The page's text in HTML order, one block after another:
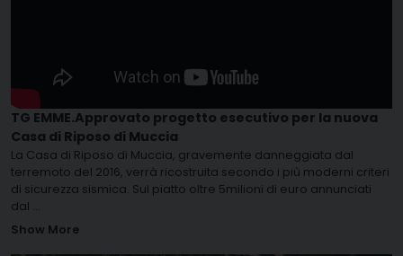
TG EMME.Approvato progetto esecutivo per la nuova
Casa di Riposo di Muccia
La Casa di Riposo di Muccia, gravemente danneggiata dal
terremoto del 2016, verrà ricostruita secondo i più moderni criteri
di sicurezza sismica. Sul piatto oltre 5milioni di euro annunciati
dal ...
Show More